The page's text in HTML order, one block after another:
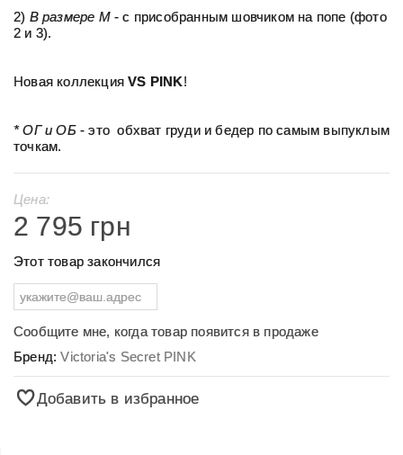
2) В размере М- с присобранным шовчиком на попе (фото
2 и 3).
Новая коллекцияVS PINK!
* ОГ и ОБ- это обхват груди и бедер по самым выпуклым
точкам.
Цена:
2 795 грн
Этот товар закончился
Сообщите мне, когда товар появится в продаже
Бренд:Victoria's Secret PINK
Добавить в избранное